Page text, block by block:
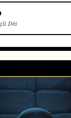
Dèi